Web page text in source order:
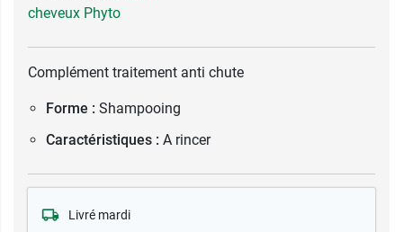
cheveux Phyto
Complément traitement anti chute
Forme : Shampooing
Caractéristiques : A rincer
Livré mardi